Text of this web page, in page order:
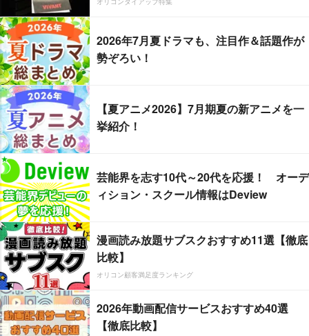
2026年7月夏ドラマも、注目作＆話題作が
勢ぞろい！
【夏アニメ2026】7月期夏の新アニメを一
挙紹介！
芸能界を志す10代～20代を応援！ オーデ
ィション・スクール情報はDeview
漫画読み放題サブスクおすすめ11選【徹底
比較】
オリコン顧客満足度ランキング
2026年動画配信サービスおすすめ40選
【徹底比較】